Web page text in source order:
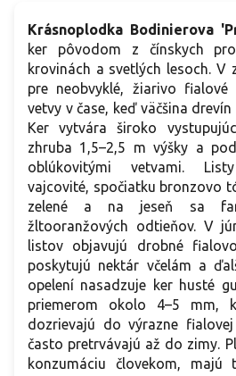
Krásnoplodka Bodinierova
ker pôvodom z čínskych
krovinách a svetlých lesoch. V
pre neobvyklé, žiarivo
vetvy v čase, keď väčšina
Ker vytvára široko
zhruba 1,5–2,5 m výšky a
oblúkovitými vetvami.
vajcovité, spočiatku bronzovo
zelené a na jeseň sa
žltooranžových odtieňov. V
listov objavujú drobné
poskytujú nektár včelám a
opelení nasadzuje ker husté
priemerom okolo 4–5 mm,
dozrievajú do výrazne
často pretrvávajú až do zimy.
konzumáciu človekom, majú